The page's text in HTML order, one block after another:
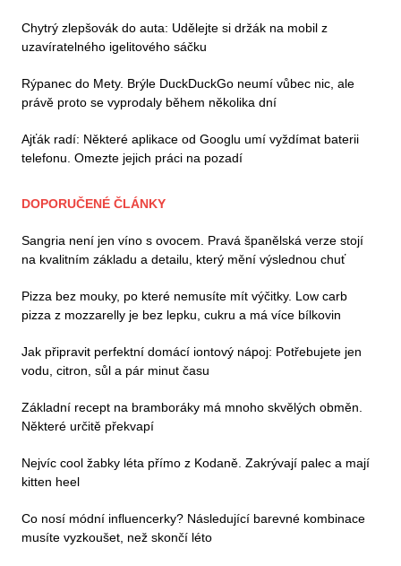
Chytrý zlepšovák do auta: Udělejte si držák na mobil z
uzavíratelného igelitového sáčku
Rýpanec do Mety. Brýle DuckDuckGo neumí vůbec nic, ale
právě proto se vyprodaly během několika dní
Ajťák radí: Některé aplikace od Googlu umí vyždímat baterii
telefonu. Omezte jejich práci na pozadí
DOPORUČENÉ ČLÁNKY
Sangria není jen víno s ovocem. Pravá španělská verze stojí
na kvalitním základu a detailu, který mění výslednou chuť
Pizza bez mouky, po které nemusíte mít výčitky. Low carb
pizza z mozzarelly je bez lepku, cukru a má více bílkovin
Jak připravit perfektní domácí iontový nápoj: Potřebujete jen
vodu, citron, sůl a pár minut času
Základní recept na bramboráky má mnoho skvělých obměn.
Některé určitě překvapí
Nejvíc cool žabky léta přímo z Kodaně. Zakrývají palec a mají
kitten heel
Co nosí módní influencerky? Následující barevné kombinace
musíte vyzkoušet, než skončí léto